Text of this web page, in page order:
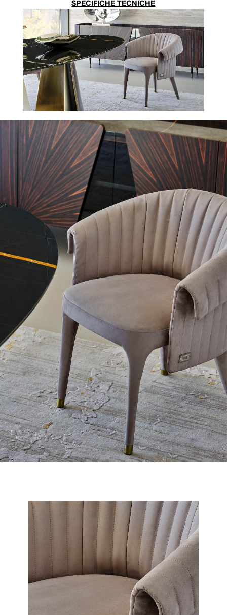
SPECIFICHE TECNICHE